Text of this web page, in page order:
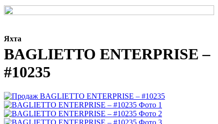
Яхта
BAGLIETTO ENTERPRISE –
#10235